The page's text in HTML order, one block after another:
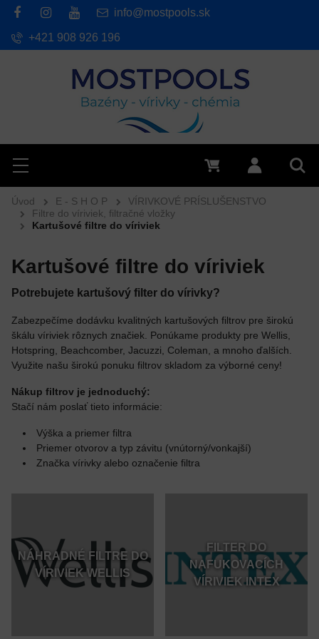
Hľadať
Menu Prihlásiť
info@mostpools.sk
+421 908 926 196
Úvod E - S H O P
VÍRIVKOVÉ PRÍSLUŠENSTVO
Filtre do víriviek, filtračné vložky
Kartušové filtre do víriviek
Kartušové filtre do víriviek
Potrebujete kartušový filter do vírivky?
Zabezpečíme dodávku kvalitných kartušových filtrov pre širokú
škálu víriviek rôznych značiek. Ponúkame produkty pre Wellis,
Hotspring, Beachcomber, Jacuzzi, Coleman, a mnoho ďalších.
Využite našu širokú ponuku filtrov skladom za výborné ceny!
Nákup filtrov je jednoduchý:
Stačí nám poslať tieto informácie:
Výška a priemer filtra
Priemer otvorov a typ závitu (vnútorný/vonkajší)
Značka vírivky alebo označenie filtra
NÁHRADNÉ FILTRE DO
VÍRIVIEK WELLIS
FILTER DO
NAFUKOVACÍCH
VÍRIVIEK INTEX